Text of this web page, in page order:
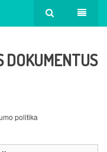
DOKUMENTUS
politika